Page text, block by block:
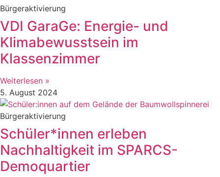
Bürgeraktivierung
VDI GaraGe: Energie- und
Klimabewusstsein im
Klassenzimmer
Weiterlesen »
5. August 2024
Bürgeraktivierung
Schüler*innen erleben
Nachhaltigkeit im SPARCS-
Demoquartier